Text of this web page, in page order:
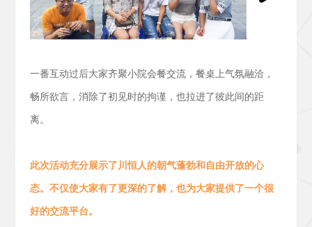
一番互动过后大家齐聚小院会餐交流， 餐桌上气氛融洽，
畅所欲言，消除了初见时的拘谨，也拉进了彼此间的距
离。
此次活动充分展示了川恒人的朝气蓬勃和 自由开放的心
态。 不仅使大家有了更深的了解，也为大家提供了一个很
好的交流平台。